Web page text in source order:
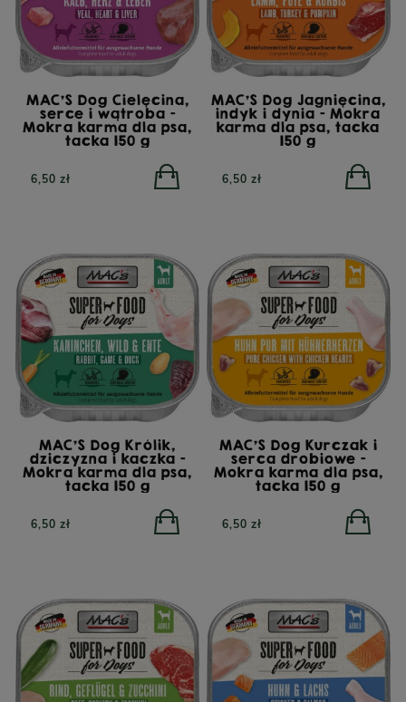
MAC'S Dog Cielęcina,
serce i wątroba -
Mokra karma dla psa,
tacka 150 g
6,50 zł
MAC'S Dog Jagnięcina,
indyk i dynia - Mokra
karma dla psa, tacka
150 g
6,50 zł
MAC'S Dog Królik,
dziczyzna i kaczka -
Mokra karma dla psa,
tacka 150 g
6,50 zł
MAC'S Dog Kurczak i
serca drobiowe -
Mokra karma dla psa,
tacka 150 g
6,50 zł